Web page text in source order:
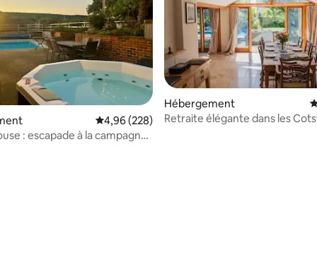
base de 130 commentaires : 4,85 sur 5
Évaluation moyenne sur la base de 228
4,96 (228)
: escapade à la campagne
Hébergement
Retraite élégante dans les